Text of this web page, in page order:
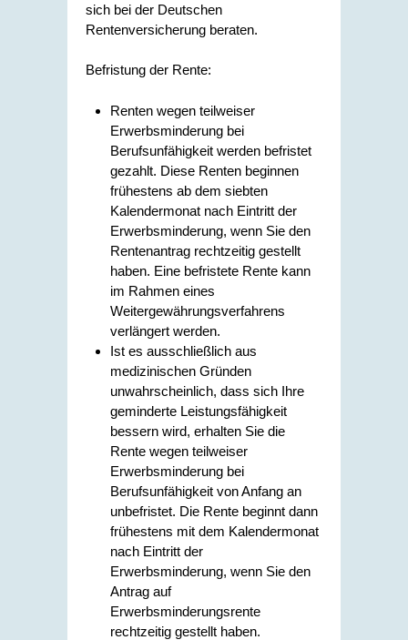
sich bei der Deutschen
Rentenversicherung beraten.
Befristung der Rente:
Renten wegen teilweiser
Erwerbsminderung bei
Berufsunfähigkeit werden befristet
gezahlt. Diese Renten beginnen
frühestens ab dem siebten
Kalendermonat nach Eintritt der
Erwerbsminderung, wenn Sie den
Rentenantrag rechtzeitig gestellt
haben. Eine befristete Rente kann
im Rahmen eines
Weitergewährungsverfahrens
verlängert werden.
Ist es ausschließlich aus
medizinischen Gründen
unwahrscheinlich, dass sich Ihre
geminderte Leistungsfähigkeit
bessern wird, erhalten Sie die
Rente wegen teilweiser
Erwerbsminderung bei
Berufsunfähigkeit von Anfang an
unbefristet. Die Rente beginnt dann
frühestens mit dem Kalendermonat
nach Eintritt der
Erwerbsminderung, wenn Sie den
Antrag auf
Erwerbsminderungsrente
rechtzeitig gestellt haben.